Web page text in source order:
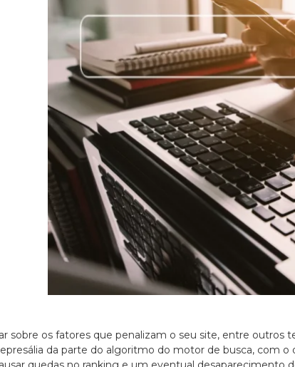
sobre os fatores que penalizam o seu site, entre
da parte do algoritmo do motor de busca, com